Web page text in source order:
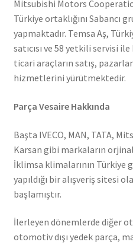
Mitsubishi Motors
Türkiye ortaklığını Sabancı
yapmaktadır. Temsa Aş,
satıcısı ve 58 yetkili servisi
ticari araçların satış,
hizmetlerini yürütmektedir.
Parça Vesaire Hakkında
Başta IVECO, MAN, TATA,
Karsan gibi markaların
İklimsa klimalarının Türkiye
yapıldığı bir alışveriş sitesi
başlamıştır.
İlerleyen dönemlerde diğer
otomotiv dışı yedek parça,